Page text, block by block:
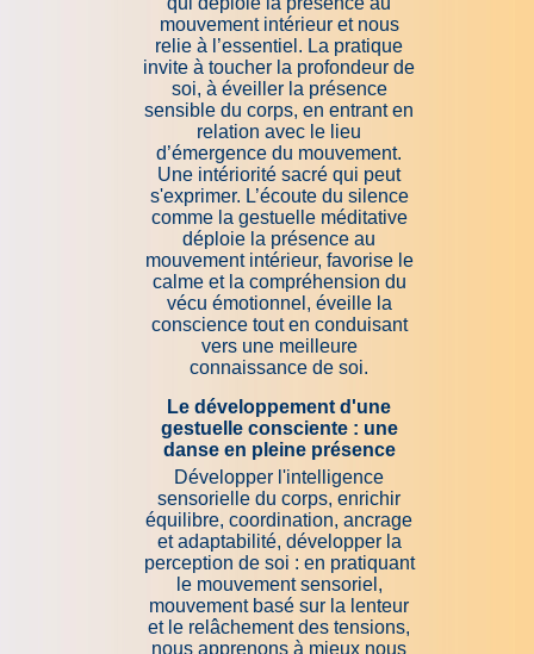
mouvement intérieur et nous
relie à l’essentiel. La pratique
invite à toucher la profondeur de
soi, à éveiller la présence
sensible du corps, en entrant en
relation avec le lieu
d’émergence du mouvement.
Une intériorité sacré qui peut
s'exprimer. L’écoute du silence
comme la gestuelle méditative
déploie la présence au
mouvement intérieur, favorise le
calme et la compréhension du
vécu émotionnel, éveille la
conscience tout en conduisant
vers une meilleure
connaissance de soi.
Le développement d'une
gestuelle consciente : une
danse en pleine présence
Développer l'intelligence
sensorielle du corps, enrichir
équilibre, coordination, ancrage
et adaptabilité, développer la
perception de soi : en pratiquant
le mouvement sensoriel,
mouvement basé sur la lenteur
et le relâchement des tensions,
nous apprenons à mieux nous